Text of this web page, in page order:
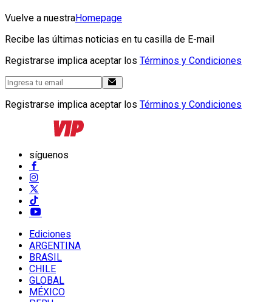
Vuelve a nuestraHomepage
Recibe las últimas noticias en tu casilla de E-mail
Registrarse implica aceptar los Términos y Condiciones
Registrarse implica aceptar los Términos y Condiciones
síguenos
Ediciones
ARGENTINA
BRASIL
CHILE
GLOBAL
MÉXICO